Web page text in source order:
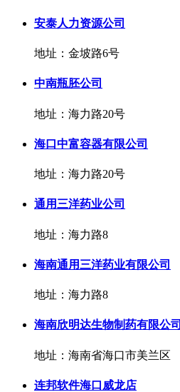
安泰人力资源公司
地址：金坡路6号
中南瓶胚公司
地址：海力路20号
海口中富容器有限公司
地址：海力路20号
通用三洋药业公司
地址：海力路8
海南通用三洋药业有限公司
地址：海力路8
海南欣明达生物制药有限公司
地址：海南省海口市美兰区
连邦软件海口威龙店